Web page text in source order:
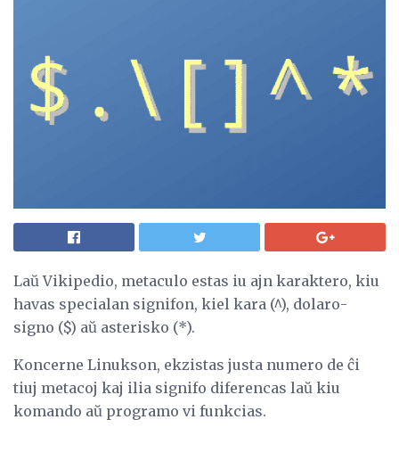
Laŭ Vikipedio, metaculo estas iu ajn karaktero, kiu
havas specialan signifon, kiel kara (^), dolaro-
signo ($) aŭ asterisko (*).
Koncerne Linukson, ekzistas justa numero de ĉi
tiuj metacoj kaj ilia signifo diferencas laŭ kiu
komando aŭ programo vi funkcias.